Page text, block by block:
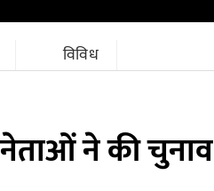
विविध
नेताओं ने की चुनाव